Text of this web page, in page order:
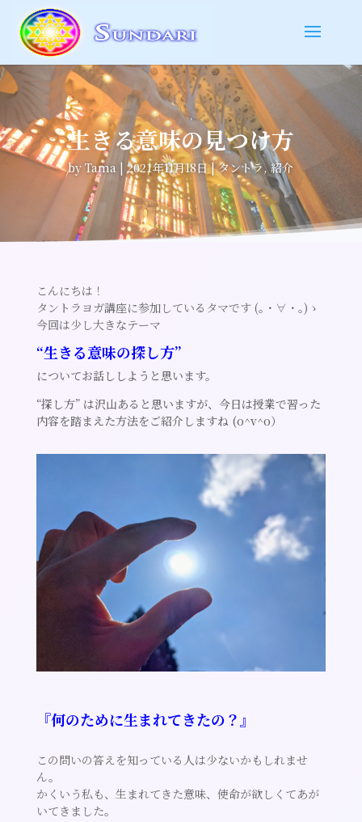
生きる意味の見つけ方
byTama |2021年11月18日|タントラ,紹介
こんにちは！
タントラヨガ講座に参加しているタマです (｡・∀・｡)ゝ
今回は少し大きなテーマ
“生きる意味の探し方”
についてお話ししようと思います。
“探し方” は沢山あると思いますが、今日は授業で習った
内容を踏まえた方法をご紹介しますね (o^v^o）
『何のために生まれてきたの？』
この問いの答えを知っている人は少ないかもしれませ
ん。
かくいう私も、生まれてきた意味、使命が欲しくてあが
いてきました。